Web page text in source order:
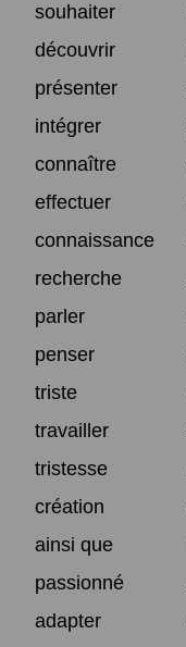
souhaiter
découvrir
présenter
intégrer
connaître
effectuer
connaissance
recherche
parler
penser
triste
travailler
tristesse
création
ainsi que
passionné
adapter